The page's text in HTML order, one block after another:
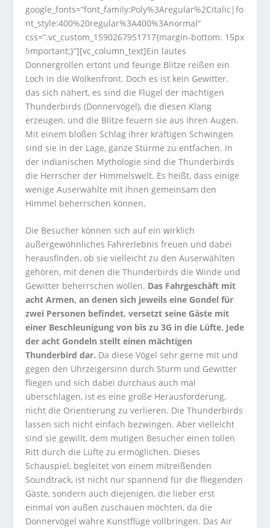
google_fonts=“font_family:Poly%3Aregular%2Citalic|fo
nt_style:400%20regular%3A400%3Anormal“
css=“.vc_custom_1590267951717{margin-bottom: 15px
!important;}“][vc_column_text]Ein lautes
Donnergrollen ertönt und feurige Blitze reißen ein
Loch in die Wolkenfront. Doch es ist kein Gewitter,
das sich nähert, es sind die Flügel der mächtigen
Thunderbirds (Donnervögel), die diesen Klang
erzeugen, und die Blitze feuern sie aus ihren Augen.
Mit einem bloßen Schlag ihrer kräftigen Schwingen
sind sie in der Lage, ganze Stürme zu entfachen. In
der indianischen Mythologie sind die Thunderbirds
die Herrscher der Himmelswelt. Es heißt, dass einige
wenige Auserwählte mit ihnen gemeinsam den
Himmel beherrschen können.
Die Besucher können sich auf ein wirklich
außergewöhnliches Fahrerlebnis freuen und dabei
herausfinden, ob sie vielleicht zu den Auserwählten
gehören, mit denen die Thunderbirds die Winde und
Gewitter beherrschen wollen. Das Fahrgeschäft mit
acht Armen, an denen sich jeweils eine Gondel für
zwei Personen befindet, versetzt seine Gäste mit
einer Beschleunigung von bis zu 3G in die Lüfte. Jede
der acht Gondeln stellt einen mächtigen
Thunderbird dar. Da diese Vögel sehr gerne mit und
gegen den Uhrzeigersinn durch Sturm und Gewitter
fliegen und sich dabei durchaus auch mal
überschlagen, ist es eine große Herausforderung,
nicht die Orientierung zu verlieren. Die Thunderbirds
lassen sich nicht einfach bezwingen. Aber vielleicht
sind sie gewillt, dem mutigen Besucher einen tollen
Ritt durch die Lüfte zu ermöglichen. Dieses
Schauspiel, begleitet von einem mitreißenden
Soundtrack, ist nicht nur spannend für die fliegenden
Gäste, sondern auch diejenigen, die lieber erst
einmal von außen zuschauen möchten, da die
Donnervögel wahre Kunstflüge vollbringen. Das Air